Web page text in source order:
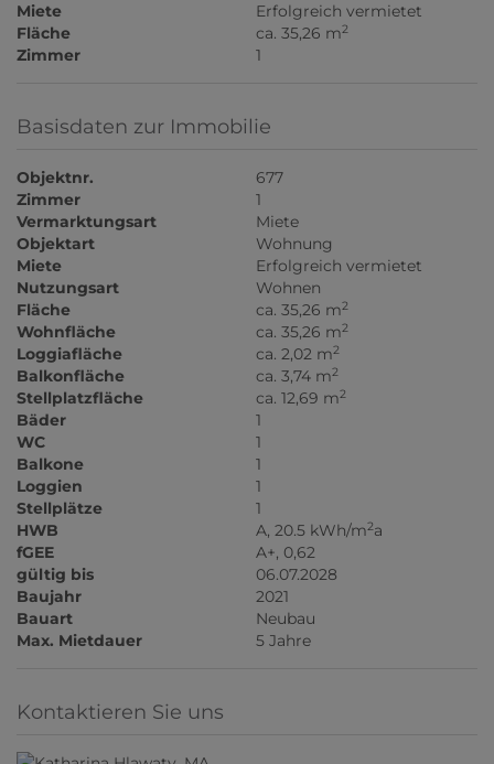
Miete
Erfolgreich vermietet
Fläche
ca. 35,26 m2
Zimmer 1
Basisdaten zur Immobilie
Objektnr.
677
Zimmer
1
Vermarktungsart
Miete
Objektart
Wohnung
Miete
Erfolgreich vermietet
Nutzungsart
Wohnen
Fläche
ca. 35,26 m2
Wohnfläche ca. 35,26 m2
Loggiafläche ca. 2,02 m2
Balkonfläche ca. 3,74 m2
Stellplatzfläche ca. 12,69 m2
Bäder
1
WC
1
Balkone
1
Loggien
1
Stellplätze
1
HWB
A, 20.5 kWh/m2a
fGEE
A+, 0,62
gültig bis
06.07.2028
Baujahr
2021
Bauart
Neubau
Max. Mietdauer
5 Jahre
Kontaktieren Sie uns